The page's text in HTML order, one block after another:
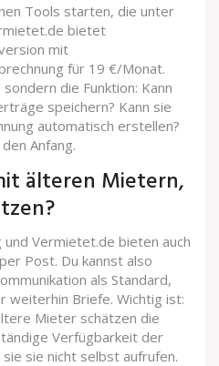
Tools starten, die unter
bietet
mit
für 19 €/Monat.
die Funktion: Kann
speichern? Kann sie
automatisch erstellen?
Anfang.
älteren Mietern,
Vermietet.de bieten auch
Post. Du kannst also
als Standard,
Briefe. Wichtig ist:
Mieter schätzen die
Verfügbarkeit der
sie nicht selbst aufrufen.